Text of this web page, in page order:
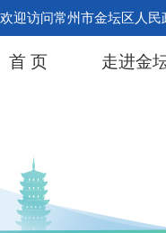
欢迎访问常州市金坛区人民
首 页 走进金